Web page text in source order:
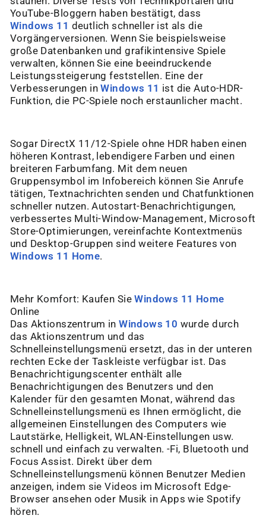
YouTube-Bloggern haben bestätigt, dass
Windows 11 deutlich schneller ist als die
Vorgängerversionen. Wenn Sie beispielsweise
große Datenbanken und grafikintensive Spiele
verwalten, können Sie eine beeindruckende
Leistungssteigerung feststellen. Eine der
Verbesserungen inWindows 11 ist die Auto-HDR-
Funktion, die PC-Spiele noch erstaunlicher macht.
Sogar DirectX 11/12-Spiele ohne HDR haben einen
höheren Kontrast, lebendigere Farben und einen
breiteren Farbumfang. Mit dem neuen
Gruppensymbol im Infobereich können Sie Anrufe
tätigen, Textnachrichten senden und Chatfunktionen
schneller nutzen. Autostart-Benachrichtigungen,
verbessertes Multi-Window-Management, Microsoft
Store-Optimierungen, vereinfachte Kontextmenüs
und Desktop-Gruppen sind weitere Features von
Windows 11 Home.
Mehr Komfort: Kaufen SieWindows 11 Home
Online
Das Aktionszentrum inWindows 10 wurde durch
das Aktionszentrum und das
Schnelleinstellungsmenü ersetzt, das in der unteren
rechten Ecke der Taskleiste verfügbar ist. Das
Benachrichtigungscenter enthält alle
Benachrichtigungen des Benutzers und den
Kalender für den gesamten Monat, während das
Schnelleinstellungsmenü es Ihnen ermöglicht, die
allgemeinen Einstellungen des Computers wie
Lautstärke, Helligkeit, WLAN-Einstellungen usw.
schnell und einfach zu verwalten. -Fi, Bluetooth und
Focus Assist. Direkt über dem
Schnelleinstellungsmenü können Benutzer Medien
anzeigen, indem sie Videos im Microsoft Edge-
Browser ansehen oder Musik in Apps wie Spotify
hören.